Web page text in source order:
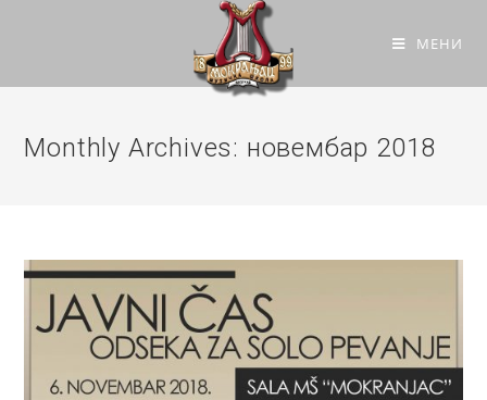
МЕНИ
Monthly Archives: новембар 2018